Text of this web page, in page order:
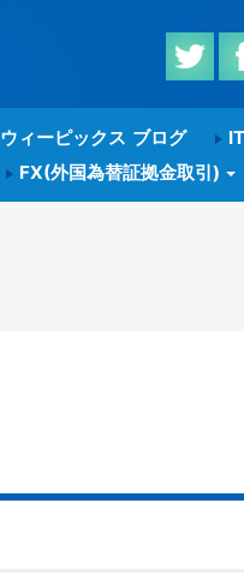
ウィーピックス ブログ
FX(外国為替証拠金取引)